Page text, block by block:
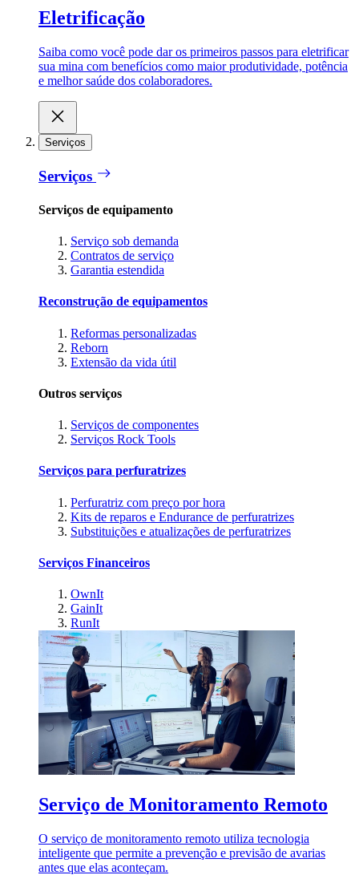
Eletrificação
Saiba como você pode dar os primeiros passos para eletrificar
sua mina com benefícios como maior produtividade, potência
e melhor saúde dos colaboradores.
Serviços
Serviços
Serviços de equipamento
Serviço sob demanda
Contratos de serviço
Garantia estendida
Reconstrução de equipamentos
Reformas personalizadas
Reborn
Extensão da vida útil
Outros serviços
Serviços de componentes
Serviços Rock Tools
Serviços para perfuratrizes
Perfuratriz com preço por hora
Kits de reparos e Endurance de perfuratrizes
Substituições e atualizações de perfuratrizes
Serviços Financeiros
OwnIt
GainIt
RunIt
Serviço de Monitoramento Remoto
O serviço de monitoramento remoto utiliza tecnologia
inteligente que permite a prevenção e previsão de avarias
antes que elas aconteçam.